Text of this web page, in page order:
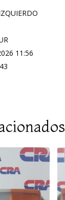
11:56